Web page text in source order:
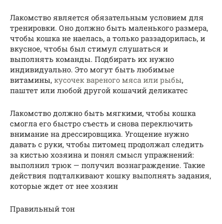
Лакомство является обязательным условием для
тренировки. Оно должно быть маленького размера,
чтобы кошка не наелась, а только раззадорилась, и
вкусное, чтобы был стимул слушаться и
выполнять команды. Подбирать их нужно
индивидуально. Это могут быть любимые
витамины, кусочек вареного мяса или рыбы,
паштет или любой другой кошачий деликатес
Лакомство должно быть мягкими, чтобы кошка
смогла его быстро съесть и снова переключить
внимание на дрессировщика. Угощение нужно
давать с руки, чтобы питомец продолжал следить
за кистью хозяина и понял смысл упражнений:
выполнил трюк — получил вознаграждение. Такие
действия подталкивают кошку выполнять задания,
которые ждет от нее хозяин
Правильный тон